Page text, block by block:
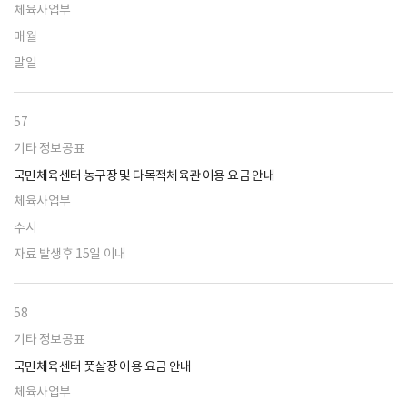
체육사업부
매월
말일
57
기타 정보공표
국민체육센터 농구장 및 다목적체육관 이용 요금 안내
체육사업부
수시
자료 발생후 15일 이내
58
기타 정보공표
국민체육센터 풋살장 이용 요금 안내
체육사업부